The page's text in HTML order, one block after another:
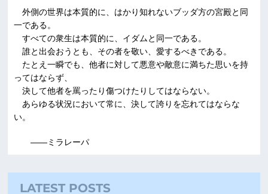
外側の世界は本質的に、はかり知れないブッダ方の宮殿と同
一である。
すべての衆生は本質的に、イダムと同一である。
誰と出会おうとも、その者を敬い、愛するべきである。
たとえ一瞬でも、他者に対して悪意や敵意に満ちた思いを持
ってはならず、
決して他者を罵ったり傷つけたりしてはならない。
あらゆる状況において常に、決して誇りを忘れてはならな
い。
――ミラレーパ
LATEST POSTS